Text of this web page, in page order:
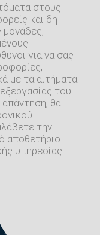
στους
και δη
μονάδες,
για να σας
με τα αιτήματα
του
θα
την
αποθετήριο
υπηρεσίας -